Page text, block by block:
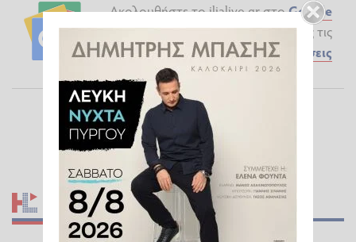
Ακολουθήστε το ilialive.gr στοGoogle
Newsκαι μάθετε πρώτοι όλες τις
Ειδήσεις
ΣΧΕΤΙΚΆ ΆΡΘΡΑ